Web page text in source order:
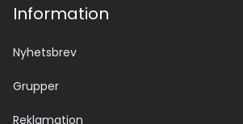
Information
Nyhetsbrev
Grupper
Reklamation